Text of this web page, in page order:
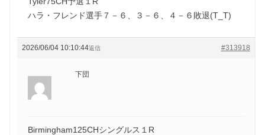
ハラ・フレンド選手７－６、３－６、４－６敗退(T_T)
2026/06/04 10:10:44 #313918
返信
下団
Birmingham125CHシングルス１R